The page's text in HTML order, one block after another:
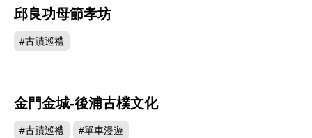
邱良功母節孝坊
#古蹟巡禮
金門金城-後浦古樸文化
#古蹟巡禮 #單車漫遊